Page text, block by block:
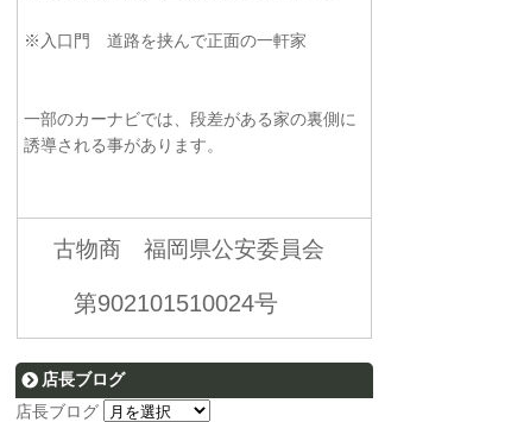
※入口門 道路を挟んで正面の一軒家
一部のカーナビでは、段差がある家の裏側に
誘導される事があります。
古物商 福岡県公安委員会
第902101510024号
店長ブログ
店長ブログ